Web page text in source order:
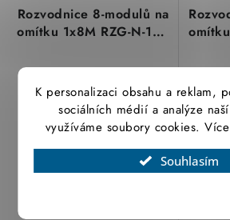
K personalizaci obsahu a reklam,
sociálních médií a analýze
využíváme soubory cookies.
Souhlasím
Rozvodnice 8-modulů na
omítku 1x8M RZG-N-1S8
dveře OEZ:40578
Rozvodnice